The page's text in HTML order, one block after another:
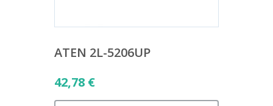
ATEN 2L-5206UP
42,78 €